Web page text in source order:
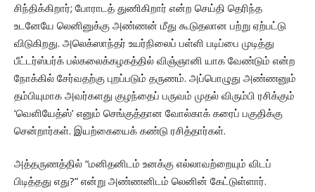
சிந்திக்கிறார்; போராடத் துணிகிறார் என்ற செய்தி தெரிந்த
உடனேயே லெனினுக்கு அண்ணன் மீது கூடுதலான பற்று ஏற்பட்டு
விடுகிறது. அலெக்ஸாந்தர் உயர்நிலைப் பள்ளி படிப்பை முடித்து
பீட்டர்ஸ்பர்க் பல்கலைக்கழகத்தில் விஞ்ஞானி யாக வேண்டும் என்ற
நோக்கில் சேர்வதற்கு புறப்படும் தருணம். அப்பொழுது அண்ணனும்
தம்பியுமாக அவர்களது குழந்தைப் பருவம் முதல் விரும்பி ரசிக்கும்
‘வெளியேத்ஸ்’ எனும் செங்குத்தான வோல்காக் கரைப் பகுதிக்கு
சென்றார்கள். இயற்கையைக் கண்டு ரசித்தார்கள்.
அத்தருணத்தில் “மனிதனிடம் உனக்கு எல்லாவற்றையும் விடப்
பிடித்தது எது?” என்று அண்ணனிடம் லெனின் கேட்டுள்ளார்.